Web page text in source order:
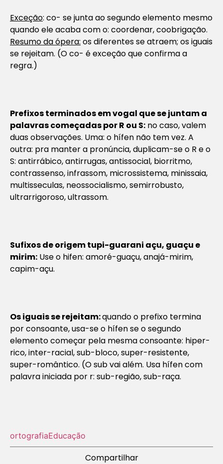
Exceção: co- se junta ao segundo elemento mesmo
quando ele acaba com o: coordenar, coobrigação.
Resumo da ópera: os diferentes se atraem; os iguais
se rejeitam. (O co- é exceção que confirma a
regra.)
Prefixos terminados em vogal que se juntam a
palavras começadas por R ou S: no caso, valem
duas observações. Uma: o hífen não tem vez. A
outra: pra manter a pronúncia, duplicam-se o R e o
S: antirrábico, antirrugas, antissocial, biorritmo,
contrassenso, infrassom, microssistema, minissaia,
multisseculas, neossocialismo, semirrobusto,
ultrarrigoroso, ultrassom.
Sufixos de origem tupi-guarani açu, guaçu e
mirim: Use o hifen: amoré-guaçu, anajá-mirim,
capim-açu.
Os iguais se rejeitam:quando o prefixo termina
por consoante, usa-se o hífen se o segundo
elemento começar pela mesma consoante: hiper-
rico, inter-racial, sub-bloco, super-resistente,
super-romântico. (O sub vai além. Usa hífen com
palavra iniciada por r: sub-região, sub-raça.
ortografiaEducação
Compartilhar